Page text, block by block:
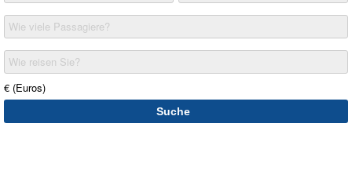
Wie viele Passagiere?
Wie reisen Sie?
€ (Euros)
Suche